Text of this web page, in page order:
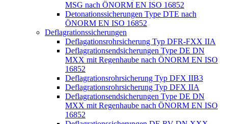
MSG nach ÖNORM EN ISO 16852
Detonationssicherungen Type DTE nach
ÖNORM EN ISO 16852
Deflagrationssicherungen
Deflagationsrohrsicherung Typ DFR-FXX IIA
Deflagrationsendsicherungen Type DE DN
MXX mit Regenhaube nach ÖNORM EN ISO
16852
Deflagrationsrohrsicherung Typ DFX IIB3
Deflagrationsrohrsicherung Typ DFX IIA
Deflagrationsendsicherungen Type DE DN
MXX mit Regenhaube nach ÖNORM EN ISO
16852